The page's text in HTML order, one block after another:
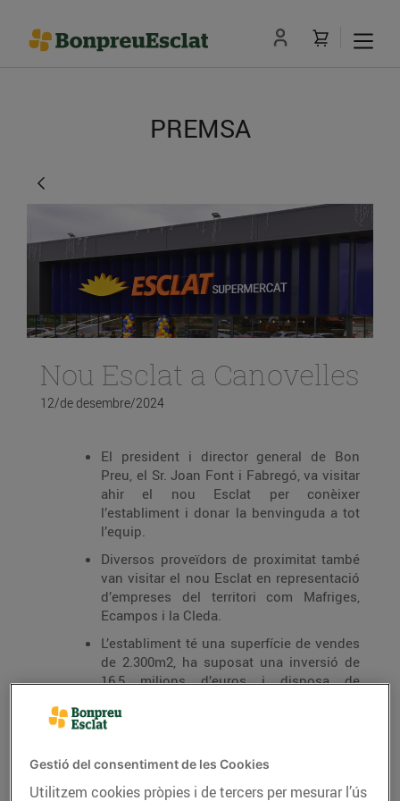
PREMSA
Nou Esclat a Canovelles
12/de desembre/2024
El president i director general de Bon
Preu, el Sr. Joan Font i Fabregó, va visitar
ahir el nou Esclat per conèixer
l’establiment i donar la benvinguda a tot
l’equip.
Diversos proveïdors de proximitat també
van visitar el nou Esclat en representació
d’empreses del territori com Mafriges,
Ecampos i la Cleda.
L’establiment té una superfície de vendes
de 2.300m2, ha suposat una inversió de
16,5 milions d’euros i disposa de
carregadors per a vehicles elèctrics.
establiments Esclat, es caracteritza pel
producte fresc de qualitat i de km0, preus
Gestió del consentiment de les Cookies
Utilitzem cookies pròpies i de tercers per mesurar l’ús